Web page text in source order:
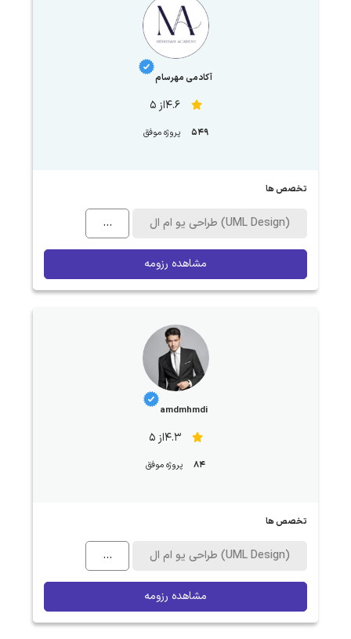
آکادمی مهرسام
4.6از 5
549 پروژه موفق
تخصص ها
طراحی یو ام ال (UML Design) ...
مشاهده رزومه
amdmhmdi
4.3از 5
84 پروژه موفق
تخصص ها
طراحی یو ام ال (UML Design) ...
مشاهده رزومه